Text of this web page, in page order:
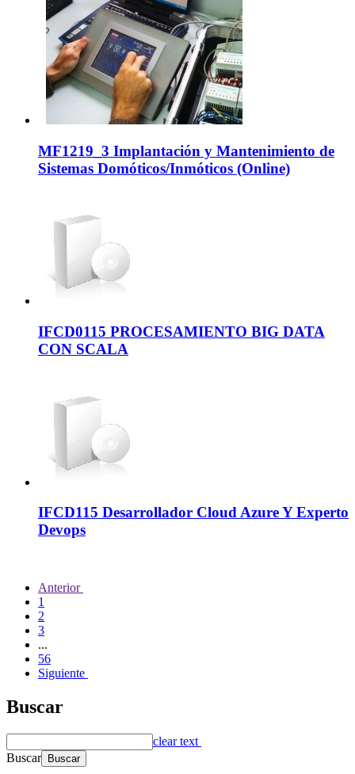
MF1219_3 Implantación y Mantenimiento de
Sistemas Domóticos/Inmóticos (Online)
IFCD0115 PROCESAMIENTO BIG DATA
CON SCALA
IFCD115 Desarrollador Cloud Azure Y Experto
Devops
Anterior
1
2
3
...
56
Siguiente
Buscar
clear text
Buscar